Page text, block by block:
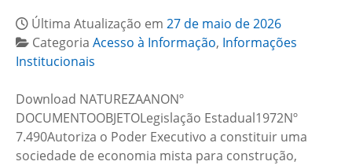
Última Atualização em 27 de maio de 2026
Categoria Acesso à Informação, Informações
Institucionais
Download NATUREZAANONº
DOCUMENTOOBJETOLegislação Estadual1972Nº
7.490Autoriza o Poder Executivo a constituir uma
sociedade de economia mista para construção,